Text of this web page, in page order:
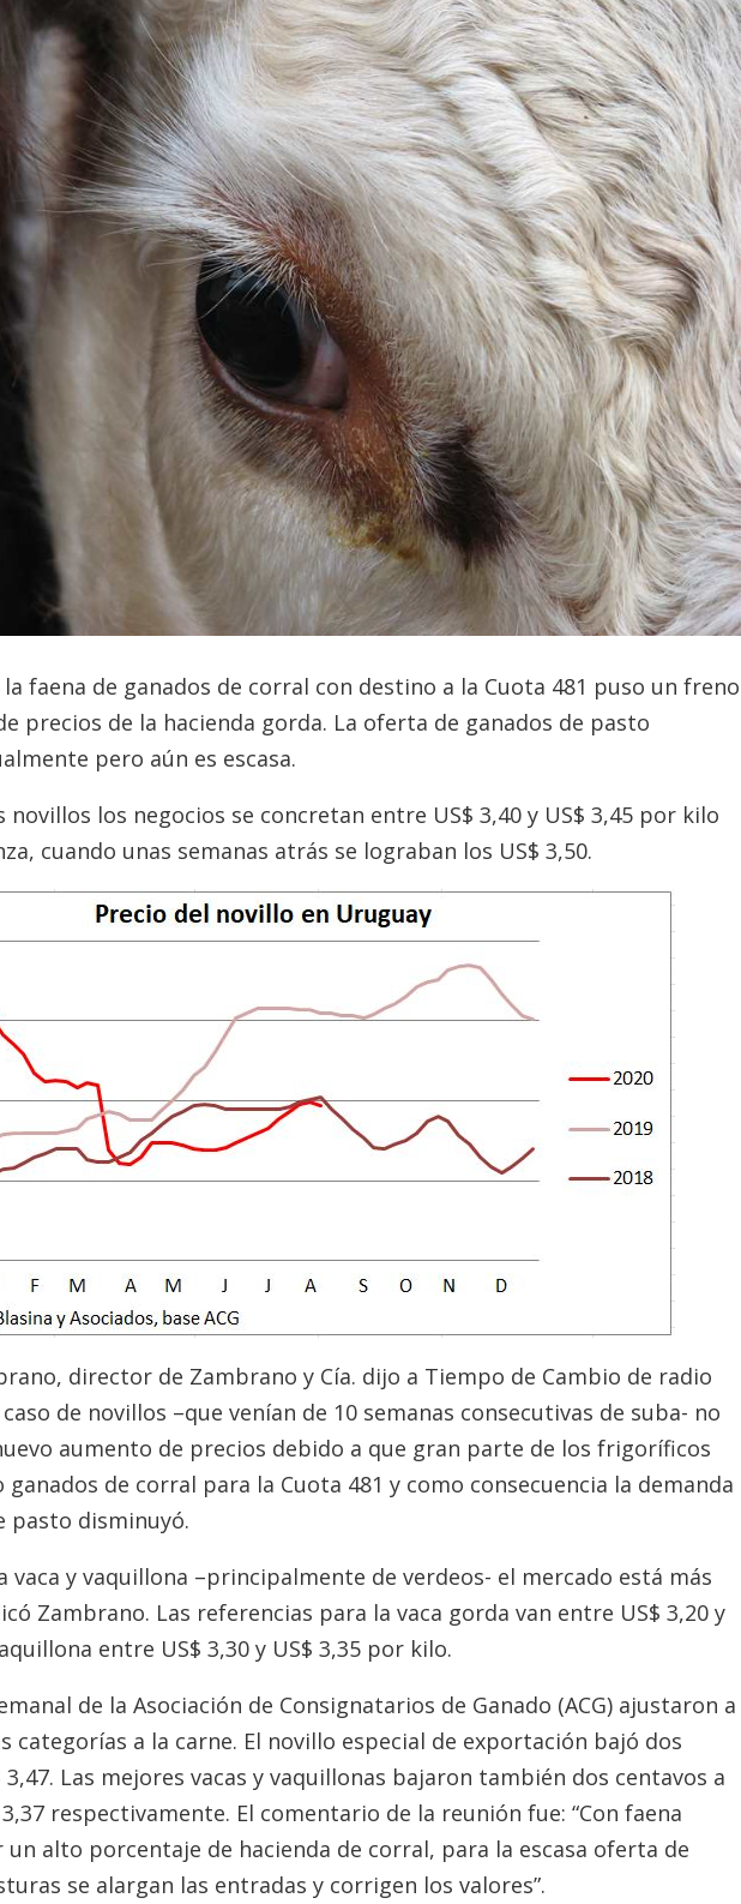
la faena de ganados de corral con destino a la Cuota 481 puso un freno
precios de la hacienda gorda. La oferta de ganados de pasto
pero aún es escasa.
novillos los negocios se concretan entre US$ 3,40 y US$ 3,45 por kilo
cuando unas semanas atrás se lograban los US$ 3,50.
director de Zambrano y Cía. dijo a Tiempo de Cambio de radio
de novillos –que venían de 10 semanas consecutivas de suba- no
aumento de precios debido a que gran parte de los frigoríficos
ganados de corral para la Cuota 481 y como consecuencia la demanda
pasto disminuyó.
vaca y vaquillona –principalmente de verdeos- el mercado está más
Zambrano. Las referencias para la vaca gorda van entre US$ 3,20 y
entre US$ 3,30 y US$ 3,35 por kilo.
de la Asociación de Consignatarios de Ganado (ACG) ajustaron a
categorías a la carne. El novillo especial de exportación bajó dos
3,47. Las mejores vacas y vaquillonas bajaron también dos centavos a
3,37 respectivamente. El comentario de la reunión fue: “Con faena
alto porcentaje de hacienda de corral, para la escasa oferta de
se alargan las entradas y corrigen los valores”.